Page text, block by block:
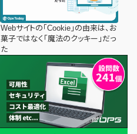
Webサイトの「Cookie」の由来は、お
菓子ではなく「魔法のクッキー」だっ
た